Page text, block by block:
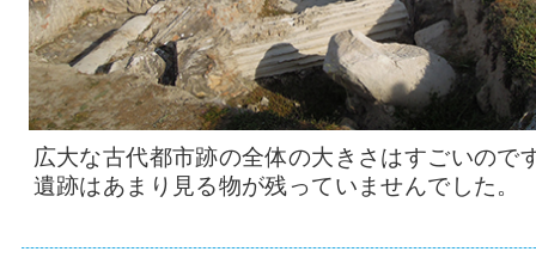
広大な古代都市跡の全体の大きさはすごいので
遺跡はあまり見る物が残っていませんでした。